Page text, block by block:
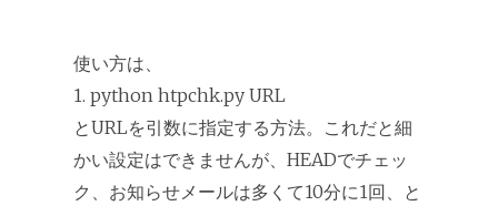
使い方は、
1. python htpchk.py URL
とURLを引数に指定する方法。これだと細
かい設定はできませんが、HEADでチェッ
ク、お知らせメールは多くて10分に1回、と